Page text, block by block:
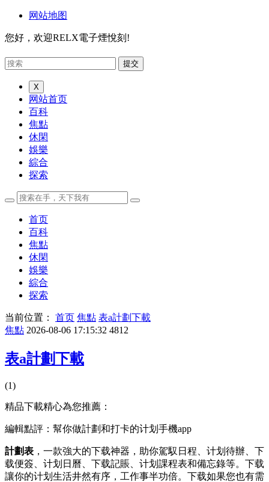
网站地图
您好，欢迎RELX電子煙悅刻!
X
网站首页
百科
焦點
休閑
娛樂
綜合
探索
首页
百科
焦點
休閑
娛樂
綜合
探索
当前位置： 首页 焦點 表a計劃下載
焦點 2026-08-06 17:15:32 4812
表a計劃下載
(1)
精品下載精心為您推薦：
編輯點評：幫你做計劃和打卡的计划手機app
計劃表 ，一款強大的下载神器，助你駕馭日程、计划 待辦、下
载便簽、计划日曆、下载記賬、计划課程表和備忘錄等。下载
讓你的计划生活井然有序，工作事半功倍。下载如果您也有需